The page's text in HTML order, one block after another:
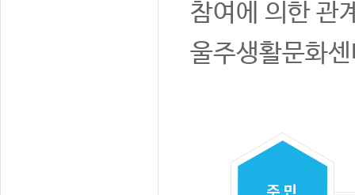
참여에 의한 관
울주생활문화